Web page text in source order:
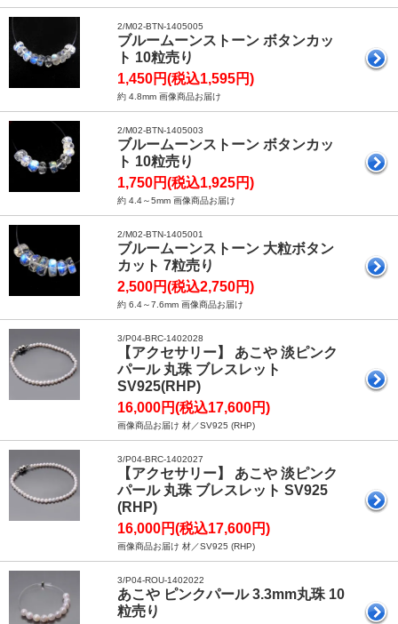
2/M02-BTN-1405005
ブルームーンストーン ボタンカッ
ト 10粒売り
1,450円(税込1,595円)
約 4.8mm 画像商品お届け
2/M02-BTN-1405003
ブルームーンストーン ボタンカッ
ト 10粒売り
1,750円(税込1,925円)
約 4.4～5mm 画像商品お届け
2/M02-BTN-1405001
ブルームーンストーン 大粒ボタン
カット 7粒売り
2,500円(税込2,750円)
約 6.4～7.6mm 画像商品お届け
3/P04-BRC-1402028
【アクセサリー】 あこや 淡ピンク
パール 丸珠 ブレスレット
SV925(RHP)
16,000円(税込17,600円)
画像商品お届け 材／SV925 (RHP)
3/P04-BRC-1402027
【アクセサリー】 あこや 淡ピンク
パール 丸珠 ブレスレット SV925
(RHP)
16,000円(税込17,600円)
画像商品お届け 材／SV925 (RHP)
3/P04-ROU-1402022
あこや ピンクパール 3.3mm丸珠 10
粒売り